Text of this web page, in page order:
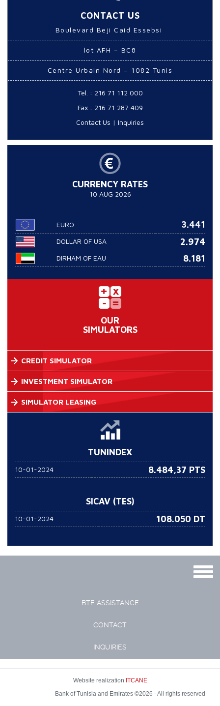
CONTACT US
Boulevard Beji Caid Essebsi
lot AFH – BC8
Centre Urbain Nord – 1082 Tunis
Tel. : 216 71 112 000
Fax : 216 71 287 409
Contact Us | Inquiries
CURRENCY RATES
10 AUG 2026
EURO 3.441
DOLLAR OF USA 2.974
DIRHAM OF EAU 8.181
OUR
SIMULATORS
CREDIT SIMULATOR
INVESTMENT SIMULATOR
SIMULATOR LEASING
TUNINDEX
10-01-2024 8.484,37 PTS
SICAV (TES)
10-01-2024 108.050 DT
BTE ASSISTANCE
CONTACT
INQUIRIES
Website realization ITCANE
Bank of Tunisia and Emirates ©2026 - All rights reserved